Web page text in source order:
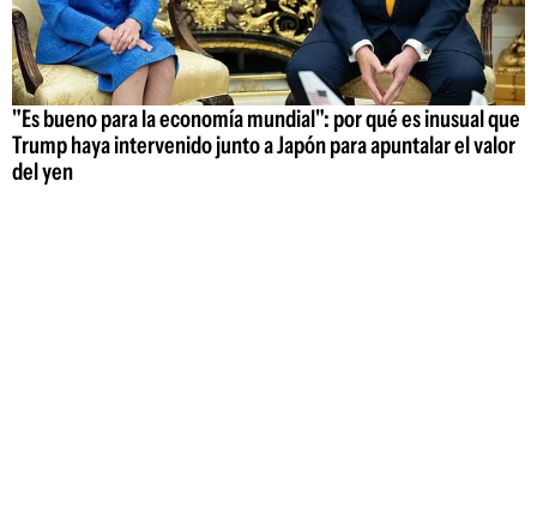
"Es bueno para la economía mundial": por qué es inusual que
Trump haya intervenido junto a Japón para apuntalar el valor
del yen